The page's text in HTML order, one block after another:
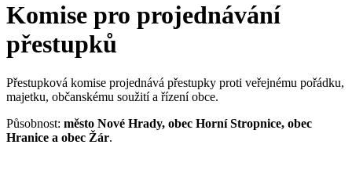
Komise pro projednávání
přestupků
Přestupková komise projednává přestupky proti veřejnému pořádku,
majetku, občanskému soužití a řízení obce.
Působnost: město Nové Hrady, obec Horní Stropnice, obec
Hranice a obec Žár.